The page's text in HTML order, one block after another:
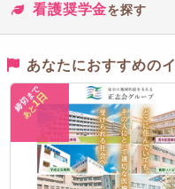
看護奨学金を探す
あなたにおすすめの
締切まで
あと
1日